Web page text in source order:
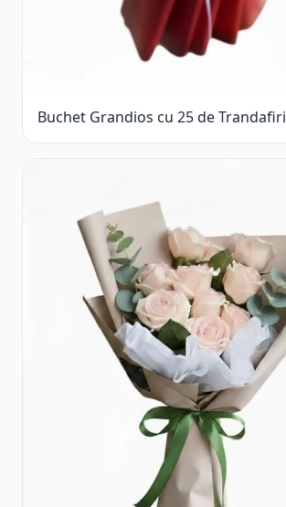
Buchet Grandios cu 25 de Trandafiri
Roșii